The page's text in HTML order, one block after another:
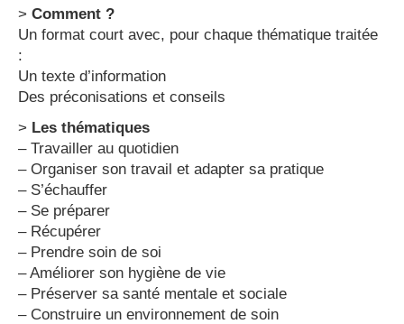
> Comment ?
Un format court avec, pour chaque thématique traitée
:
Un texte d’information
Des préconisations et conseils
> Les thématiques
– Travailler au quotidien
– Organiser son travail et adapter sa pratique
– S’échauffer
– Se préparer
– Récupérer
– Prendre soin de soi
– Améliorer son hygiène de vie
– Préserver sa santé mentale et sociale
– Construire un environnement de soin